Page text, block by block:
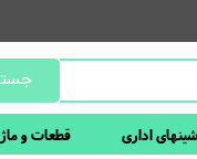
اداری قطعات و